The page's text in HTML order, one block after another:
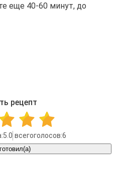
еще 40-60 минут, до
рецепт
5.0 6